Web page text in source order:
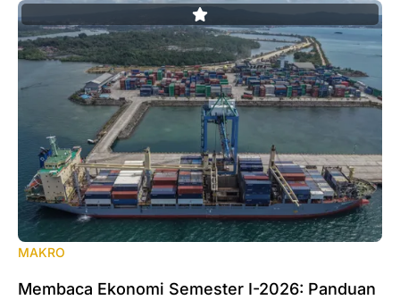
MAKRO
Membaca Ekonomi Semester I-2026: Panduan